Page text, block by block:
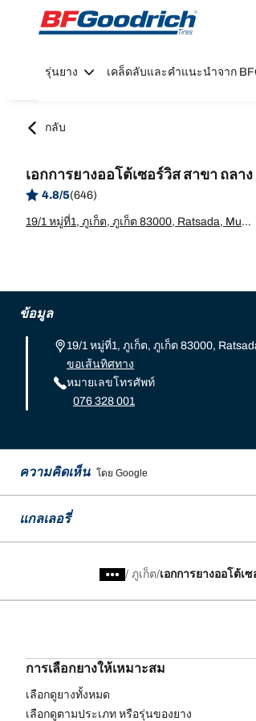
Go to page content
Go to page navigation
รุ่นยาง เคล็ดลับและคำแนะนำจาก
กลับ
เอกการยางออโต้เซอร์วิส สาขา ถลาง
4.8/5(646)
19/1 หมู่ที่1, ภูเก็ต, ภูเก็ต 83000, Ratsada, Mueang, ภูเก็ต - 83000
ข้อมูล
19/1 หมู่ที่1, ภูเก็ต, ภูเก็ต 83000,
ขอเส้นทิศทาง
หมายเลขโทรศัพท์
076 328 001
ความคิดเห็น โดย Google
แกลเลอรี่
/ ภูเก็ต เอกการยางออโต้เ
การเลือกยางให้เหมาะสม
เลือกดูยางทั้งหมด
เลือกดูตามประเภท หรือรุ่นของยาง